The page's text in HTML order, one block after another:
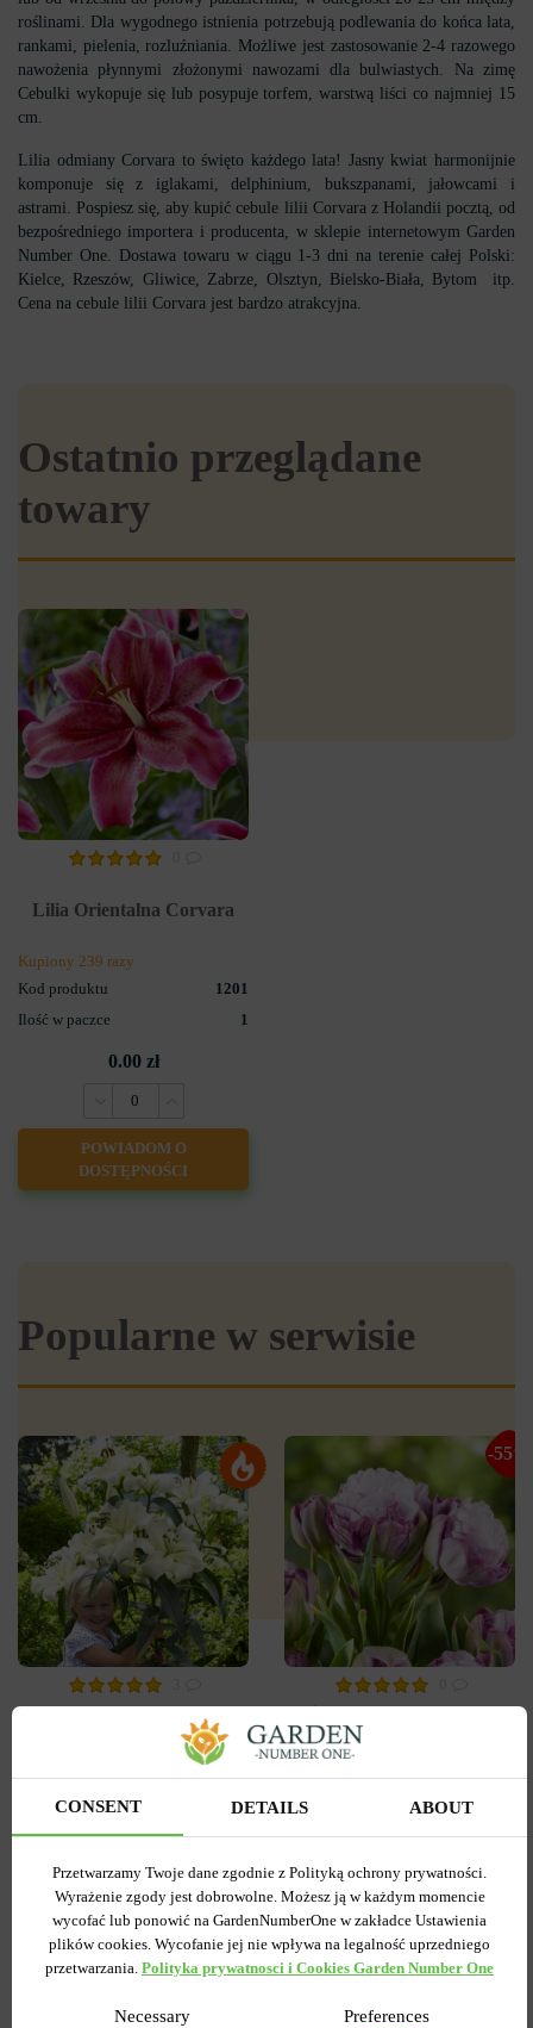
roślinami. Dla wygodnego istnienia potrzebują podlewania do końca lata,
rankami, pielenia, rozluźniania. Możliwe jest zastosowanie 2-4 razowego
nawożenia płynnymi złożonymi nawozami dla bulwiastych. Na zimę
Cebulki wykopuje się lub posypuje torfem, warstwą liści co najmniej 15
cm.
Lilia odmiany Corvara to święto każdego lata! Jasny kwiat harmonijnie
komponuje się z iglakami, delphinium, bukszpanami, jałowcami i
astrami. Pospiesz się, aby kupić cebule lilii Corvara z Holandii pocztą, od
bezpośredniego importera i producenta, w sklepie internetowym Garden
Number One. Dostawa towaru w ciągu 1-3 dni na terenie całej Polski:
Kielce, Rzeszów, Gliwice, Zabrze, Olsztyn, Bielsko-Biała, Bytom itp.
Cena na cebule lilii Corvara jest bardzo atrakcyjna.
Ostatnio przeglądane
towary
Lilia Orientalna Corvara
Kupiony 239 razy
Kod produktu
1201
Ilość w paczce
1
0.00 zł
POWIADOM O
DOSTĘPNOŚCI
Popularne w serwisie
Lilia OT Hybryda Pretty
Kupiony 1956 razy
Kod produktu
1308
Ilość w paczce
1
7.58 zł
-55%
Tulipan
Pełny+Wielokwiatowy
Peggy Wonder
Kupiony 217 razy
Kod produktu
1467
Ilość w paczce
15.27 zł6.87 zł
CONSENT DETAILS ABOUT
Przetwarzamy Twoje dane zgodnie z Polityką ochrony prywatności.
Wyrażenie zgody jest dobrowolne. Możesz ją w każdym momencie
wycofać lub ponowić na GardenNumberOne w zakładce Ustawienia
plików cookies. Wycofanie jej nie wpływa na legalność uprzedniego
przetwarzania. Polityka prywatnosci i Cookies Garden Number One
Necessary Preferences